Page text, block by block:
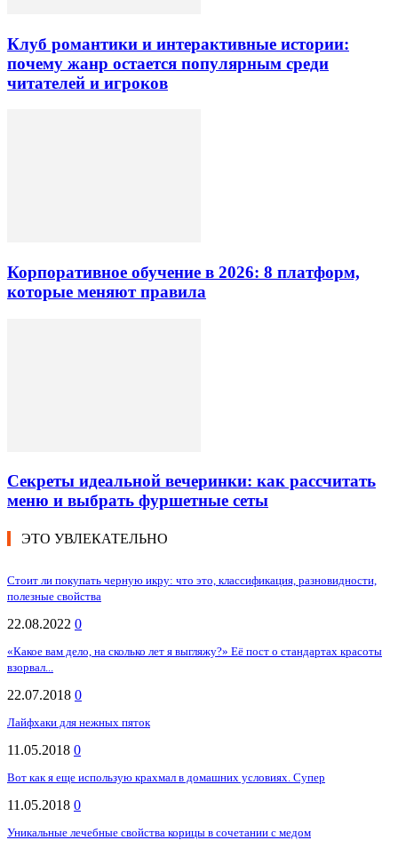
Клуб романтики и интерактивные истории:
почему жанр остается популярным среди
читателей и игроков
Корпоративное обучение в 2026: 8 платформ,
которые меняют правила
Секреты идеальной вечеринки: как рассчитать
меню и выбрать фуршетные сеты
ЭТО УВЛЕКАТЕЛЬНО
Стоит ли покупать черную икру: что это, классификация, разновидности,
полезные свойства
22.08.2022 0
«Какое вам дело, на сколько лет я выгляжу?» Её пост о стандартах красоты
взорвал...
22.07.2018 0
Лайфхаки для нежных пяток
11.05.2018 0
Вот как я еще использую крахмал в домашних условиях. Супер
11.05.2018 0
Уникальные лечебные свойства корицы в сочетании с медом